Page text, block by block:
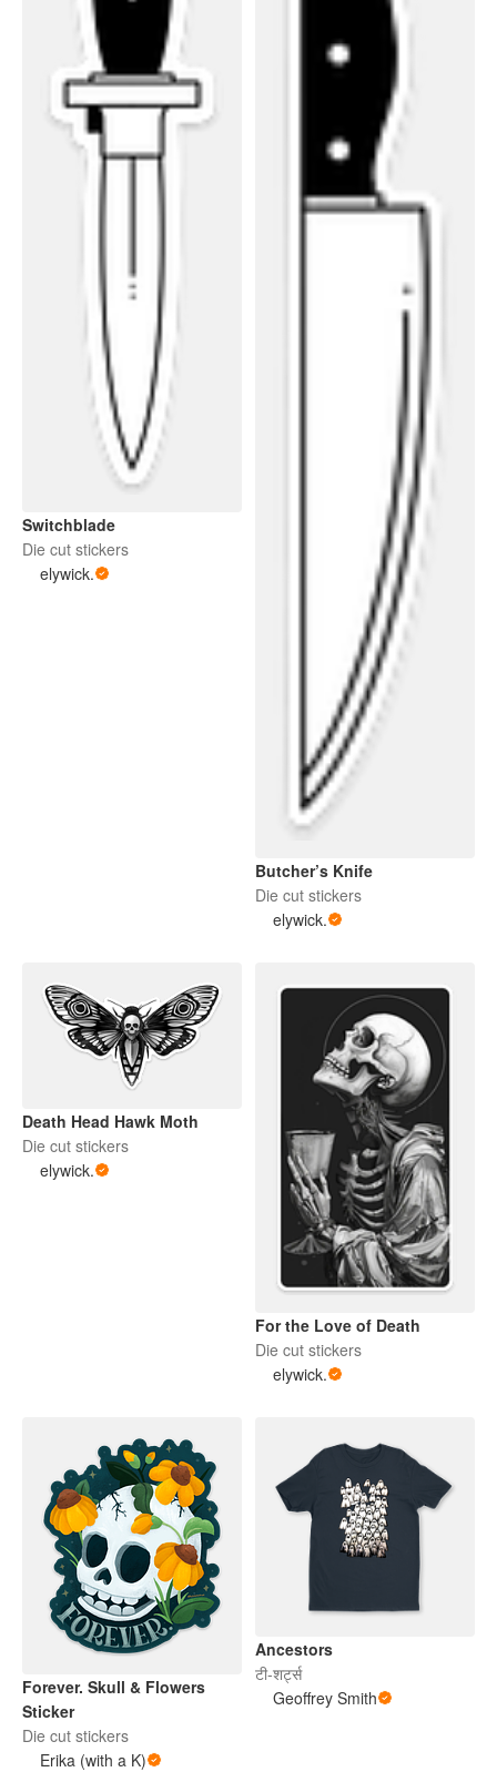
Switchblade
Die cut stickers
elywick.
Butcher’s Knife
Die cut stickers
elywick.
Death Head Hawk Moth
Die cut stickers
elywick.
For the Love of Death
Die cut stickers
elywick.
Forever. Skull & Flowers
Sticker
Die cut stickers
Erika (with a K)
Ancestors
टी-शर्ट्स
Geoffrey Smith